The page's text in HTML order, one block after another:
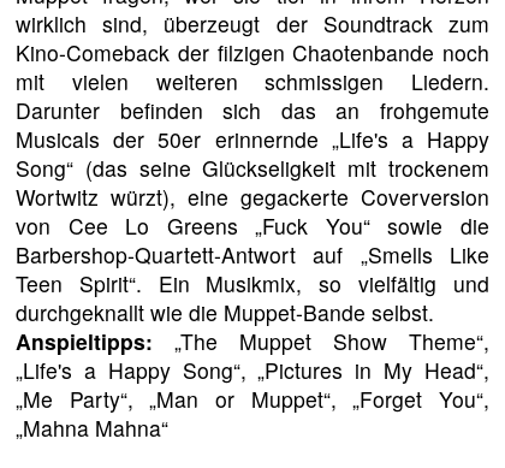
wirklich sind, überzeugt der Soundtrack zum
Kino-Comeback der filzigen Chaotenbande noch
mit vielen weiteren schmissigen Liedern.
Darunter befinden sich das an frohgemute
Musicals der 50er erinnernde „Life's a Happy
Song“ (das seine Glückseligkeit mit trockenem
Wortwitz würzt), eine gegackerte Coverversion
von Cee Lo Greens „Fuck You“ sowie die
Barbershop-Quartett-Antwort auf „Smells Like
Teen Spirit“. Ein Musikmix, so vielfältig und
durchgeknallt wie die Muppet-Bande selbst.
Anspieltipps: „The Muppet Show Theme“,
„Life's a Happy Song“, „Pictures in My Head“,
„Me Party“, „Man or Muppet“, „Forget You“,
„Mahna Mahna“